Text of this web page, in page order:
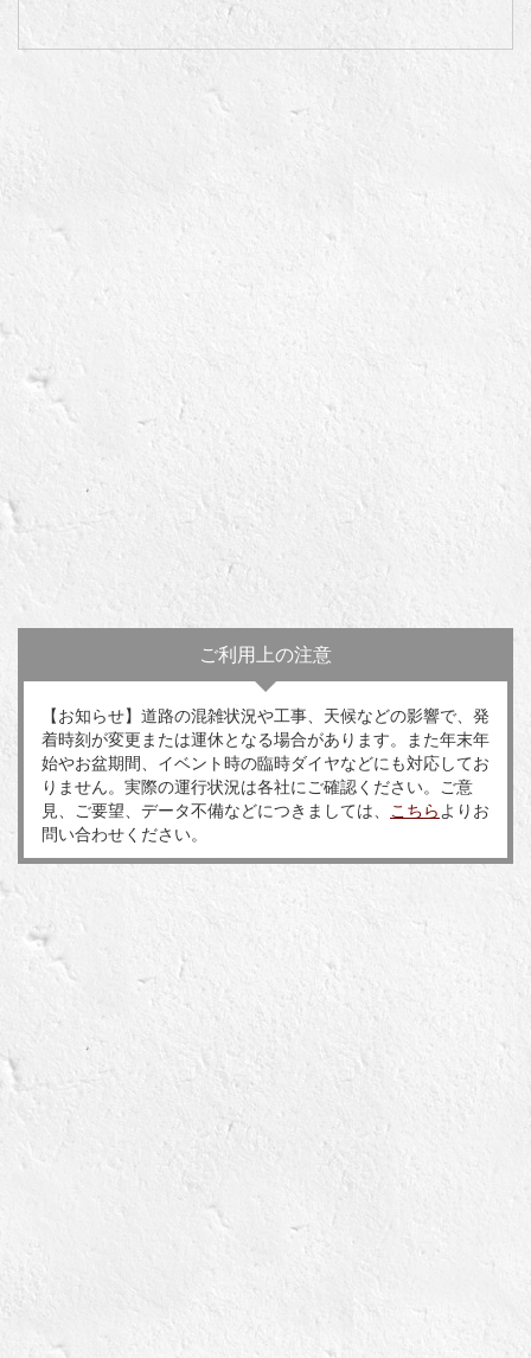
ご利用上の注意
【お知らせ】道路の混雑状況や工事、天候などの影響で、発
着時刻が変更または運休となる場合があります。また年末年
始やお盆期間、イベント時の臨時ダイヤなどにも対応してお
りません。実際の運行状況は各社にご確認ください。ご意
見、ご要望、データ不備などにつきましては、
こちら よりお
問い合わせください。